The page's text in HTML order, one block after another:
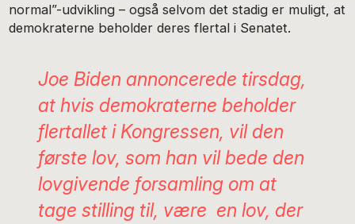
normal”-udvikling – også selvom det stadig er muligt, at
demokraterne beholder deres flertal i Senatet.
Joe Biden annoncerede tirsdag,
at hvis demokraterne beholder
flertallet i Kongressen, vil den
første lov, som han vil bede den
lovgivende forsamling om at
tage stilling til, være en lov, der